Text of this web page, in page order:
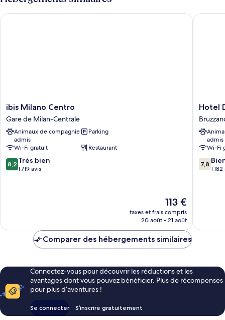
Suite
Junior
ibis
Milano
Centro
Gare
Milan-
Centrale
ibis Milano Centro
Gare de Milan-Centrale
Animaux de compagnie
admis
Parking
Wi-Fi gratuit
Restaurant
8.2
sur
8,2 Très bien
1 719 avis
Le
nouveau
prix
de
113 €
taxes et frais compris
20 août - 21 août
ibis Milano Centro
Hotel
Da
Vinci
Hotel
admis
Wi-Fi
7.8
sur
7,8
1
Hotel
Comparer des hébergements similaires
Connectez-vous pour découvrir les réductions et les
avantages dont vous pouvez bénéficier. Plus de récompenses
pour plus d’aventures !
Se connecter S’inscrire gratuitement